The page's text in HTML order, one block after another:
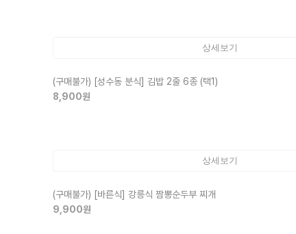
상세보기
(구매불가) [성수동 분식] 김밥 2줄 6종 (택1)
8,900원
상세보기
(구매불가) [바른식] 강릉식 짬뽕순두부 찌개
9,900원